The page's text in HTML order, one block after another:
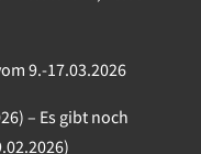
9.-17.03.2026
– Es gibt noch